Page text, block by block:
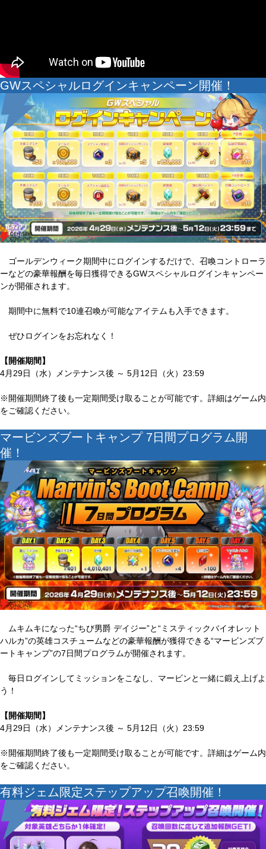
GWスペシャルログインキャンペーン開催！
ゴールデンウィーク期間中にログインするだけで、召喚コントローラ
ーなどの豪華報酬を毎日獲得できるGWスペシャルログインキャンペー
ンが開催されます。
期間中に無料で10連召喚が可能なアイテムも入手できます。
ぜひログインをお忘れなく！
【開催期間】
4月29日（水）メンテナンス後 ～ 5月12日（火）23:59
※開催期間終了後も一定期間受け取ることが可能です。詳細はゲーム内
をご確認ください。
マービンズブートキャンプ 7日間プログラム開
催！
ムキムキになった“ちび男爵 デイジー”と“ミスティックバイオレット
ハルカ”の英雄コスチュームなどの豪華報酬が獲得できる“マービンズブ
ートキャンプ”の7日間プログラムが開催されます。
毎日ログインしてミッションをこなし、マービンと一緒に鍛え上げよ
う！
【開催期間】
4月29日（水）メンテナンス後 ～ 5月12日（火）23:59
※開催期間終了後も一定期間受け取ることが可能です。詳細はゲーム内
をご確認ください。
有料ジェム限定ステップアップ召喚開催！